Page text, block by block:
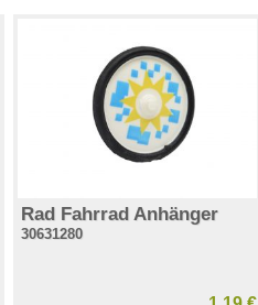
Rad Fahrrad Anhänger
30631280